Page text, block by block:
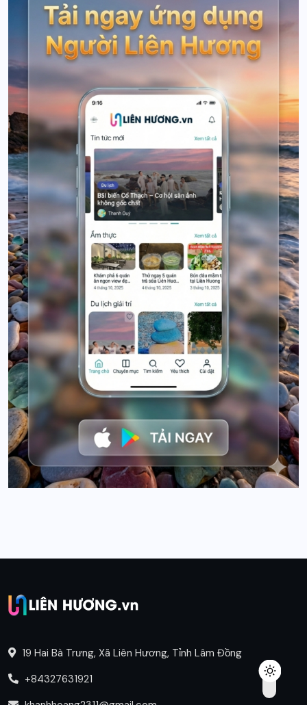
19 Hai Bà Trưng, Xã Liên Hương, Tỉnh Lâm Đồng
+84327631921